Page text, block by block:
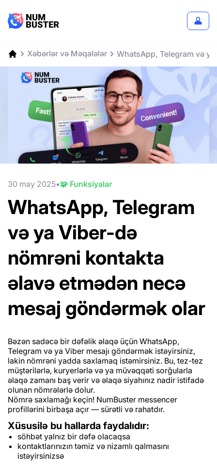
Xəbərlər və Məqalələr WhatsApp, Telegram və
30 may 2025 🧩 Funksiyalar
WhatsApp, Telegram
və ya Viber-də
nömrəni kontakta
əlavə etmədən necə
mesaj göndərmək olar
Bəzən sadəcə bir dəfəlik əlaqə üçün WhatsApp,
Telegram və ya Viber mesajı göndərmək istəyirsiniz,
lakin nömrəni yadda saxlamaq istəmirsiniz. Bu, tez-tez
müştərilərlə, kuryerlərlə və ya müvəqqəti sorğularla
əlaqə zamanı baş verir və əlaqə siyahınız nadir istifadə
olunan nömrələrlə dolur.
Nömrə saxlamağı keçin! NumBuster messencer
profillərini birbaşa açır — sürətli və rahatdır.
Xüsusilə bu hallarda faydalıdır:
söhbət yalnız bir dəfə olacaqsa
kontaktlarınızın təmiz və nizamlı qalmasını
istəyirsinizsə